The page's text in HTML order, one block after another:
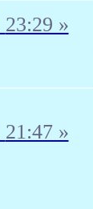
23:29 »
21:47 »